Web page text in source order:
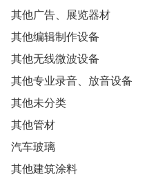
其他广告、展览器材
其他编辑制作设备
其他无线微波设备
其他专业录音、放音设备
其他未分类
其他管材
汽车玻璃
其他建筑涂料